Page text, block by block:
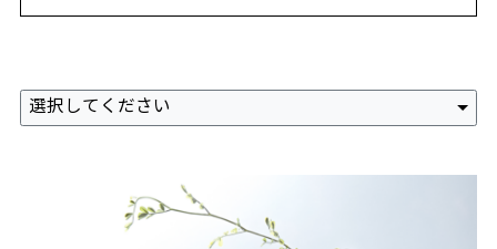
選択してください